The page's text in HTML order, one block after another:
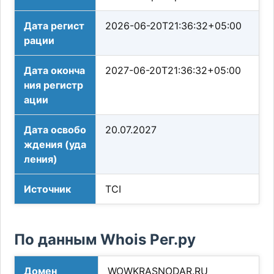
Дата регист
рации
2026-06-20T21:36:32+05:00
Дата оконча
ния регистр
ации
2027-06-20T21:36:32+05:00
Дата освобо
ждения (уда
ления)
20.07.2027
Источник TCI
По данным Whois Рег.ру
Домен WOWKRASNODAR.RU